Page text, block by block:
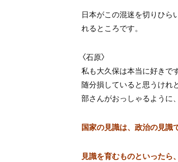
日本がこの混迷を切りひら
れるところです。
〈石原〉
私も大久保は本当に好きで
随分損していると思うけれ
部さんがおっしゃるように
国家の見識は、政治の見識
見識を育むものといったら